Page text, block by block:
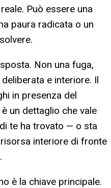
Può essere una
paura radicata o un
Non una fuga,
e interiore. Il
in presenza del
un dettaglio che vale
te ha trovato — o sta
interiore di fronte
è la chiave principale.